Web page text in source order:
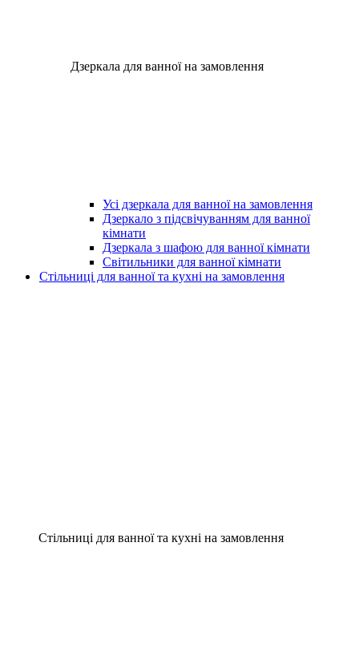
Дзеркала для ванної на замовлення
Усі дзеркала для ванної на замовлення
Дзеркало з підсвічуванням для ванної
кімнати
Дзеркала з шафою для ванної кімнати
Світильники для ванної кімнати
Стільниці для ванної та кухні на замовлення
Стільниці для ванної та кухні на замовлення